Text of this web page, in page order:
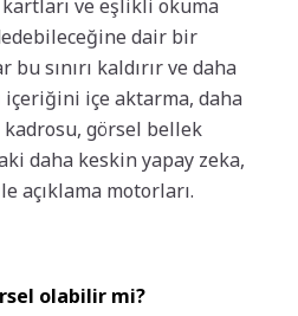
ve eşlikli okuma
dair bir
sınırı kaldırır ve daha
içeriğini içe aktarma, daha
kadrosu, görsel bellek
daha keskin yapay zeka,
açıklama motorları.
olabilir mi?